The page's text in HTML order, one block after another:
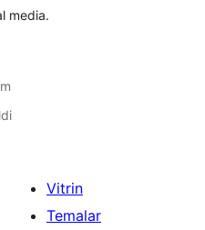
media.
Vitrin
Temalar